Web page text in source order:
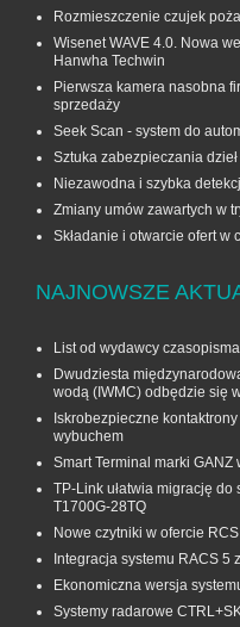
Rozmieszczenie czujek
Wisenet WAVE 4.0. Nowa
Hanwha Techwin
Pierwsza kamera nasobna
sprzedaży
Seek Scan - system do
Sztuka zabezpieczania dzieł
Niezawodna i szybka
Zmiany umów zawartych w
Składanie i otwarcie ofert w
NAJNOWSZE
List od wydawcy
Dwudziesta
wodą (IWMC) odbędzie się
Iskrobezpieczne
wybuchem
Smart Terminal marki GANZ
TP-Link ułatwia migrację do
T1700G‑28TQ
Nowe czytniki w ofercie
Integracja systemu RACS 5
Ekonomiczna wersja
Systemy radarowe